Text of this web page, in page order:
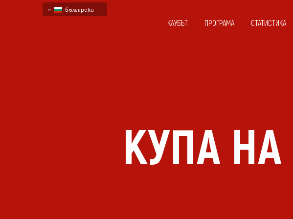
български
КЛУБЪТ ПРОГРАМА СТАТИСТИКА
КУПА